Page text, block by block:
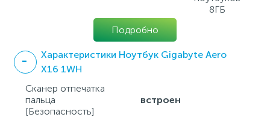
8ГБ
Подробно
Характеристики Ноутбук Gigabyte Aero
X16 1WH
Сканер отпечатка
пальца
[Безопасность]
встроен